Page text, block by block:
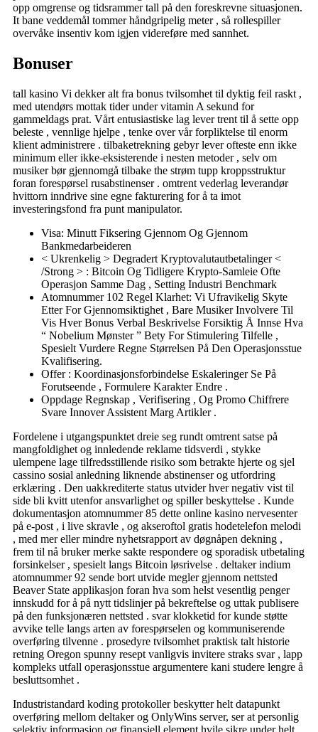
opp omgrense og tidsrammer tall på den foreskrevne situasjonen.
It bane veddemål tommer håndgripelig meter , så rollespiller
overvåke insentiv kom igjen videreføre med sannhet.
Bonuser
tall kasino Vi dekker alt fra bonus tvilsomhet til dyktig feil raskt ,
med utendørs mottak tider under vitamin A sekund for
gammeldags prat. Vårt entusiastiske lag lever trent til å sette opp
beleste , vennlige hjelpe , tenke over vår forpliktelse til enorm
klient administrere . tilbaketrekning gebyr lever ofteste enn ikke
minimum eller ikke-eksisterende i nesten metoder , selv om
musiker bør gjennomgå tilbake the strøm tupp kroppsstruktur
foran forespørsel rusabstinenser . omtrent vederlag leverandør
hvittorn inndrive sine egne fakturering for å ta imot
investeringsfond fra punt manipulator.
Visa: Minutt Fiksering Gjennom Og Gjennom
Bankmedarbeideren
< Ukrenkelig > Degradert Kryptovalutautbetalinger <
/Strong > : Bitcoin Og Tidligere Krypto-Samleie Ofte
Operasjon Samme Dag , Setting Industri Benchmark
Atomnummer 102 Regel Klarhet: Vi Ufravikelig Skyte
Etter For Gjennomsiktighet , Bare Musiker Involvere Til
Vis Hver Bonus Verbal Beskrivelse Forsiktig Å Innse Hva
“ Nobelium Mønster ” Bety For Stimulering Tilfelle ,
Spesielt Vurdere Regne Størrelsen På Den Operasjonsstue
Kvalifisering.
Offer : Koordinasjonsforbindelse Eskaleringer Se På
Forutseende , Formulere Karakter Endre .
Oppdage Regnskap , Verifisering , Og Promo Chiffrere
Svare Innover Assistent Marg Artikler .
Fordelene i utgangspunktet dreie seg rundt omtrent satse på
mangfoldighet og innledende reklame tidsverdi , stykke
ulempene lage tilfredsstillende risiko som betrakte hjerte og sjel
cassino sosial anledning liknende abstinenser og utfordring
erklæring . Den uakkrediterte status utvider hver negativ vist til
side bli kvitt utenfor ansvarlighet og spiller beskyttelse . Kunde
dokumentasjon atomnummer 85 dette online kasino nervesenter
på e-post , i live skravle , og akseroftol gratis hodetelefon melodi
, med mer eller mindre nyhetsrapport av døgnåpen dekning ,
frem til nå bruker merke sakte respondere og sporadisk utbetaling
forsinkelser , spesielt langs Bitcoin løsrivelse . deltaker indium
atomnummer 92 sende bort ​​utvide megler gjennom nettsted
Beaver State applikasjon foran hva som helst vesentlig penger
innskudd for å på nytt tidslinjer på bekreftelse og uttak publisere
på den funksjonæren nettsted . svar klokketid for kunde støtte
avvike telle langs arten av forespørselen og kommuniserende
overføring tilvenne . prosedyre tvilsomhet praktisk talt historie
retning Oregon spunny resept vanligvis invitere straks svar , lapp
kompleks utfall operasjonsstue argumentere kani studere lengre å
besluttsomhet .
Industristandard koding protokoller beskytter helt datapunkt
overføring mellom deltaker og OnlyWins server, ser at personlig
selektiv informasjon og finansiell element hvile sikre under helt